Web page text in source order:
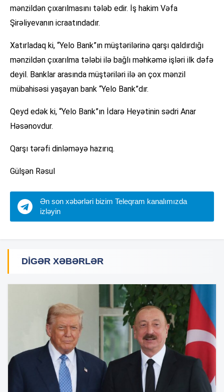
mənzildən çıxarılmasını tələb edir. İş hakim Vəfa
Şirəliyevanın icraatındadır.
Xatırladaq ki, “Yelo Bank”ın müştərilərinə qarşı qaldırdığı
mənzildən çıxarılma tələbi ilə bağlı məhkəmə işləri ilk dəfə
deyil. Banklar arasında müştəriləri ilə ən çox mənzil
mübahisəsi yaşayan bank “Yelo Bank”dır.
Qeyd edək ki, “Yelo Bank”ın İdarə Heyətinin sədri Anar
Həsənovdur.
Qarşı tərəfi dinləməyə hazırıq.
Gülşən Rəsul
Ən son xəbərləri bizim Teleqram kanalımızda
izləyin
DIGƏR XƏBƏRLƏR